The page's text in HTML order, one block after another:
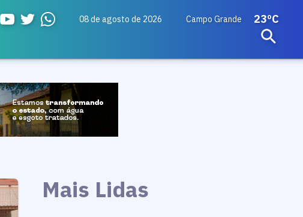
08 de agosto de 2026 Campo Grande 23ºC
Mais Lidas